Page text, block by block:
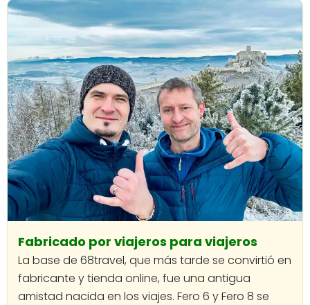
Fabricado por viajeros para viajeros
La base de 68travel, que más tarde se convirtió en
fabricante y tienda online, fue una antigua
amistad nacida en los viajes. Fero 6 y Fero 8 se